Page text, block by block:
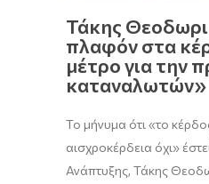
Τάκης
πλαφόν στα
μέτρο για την
καταναλωτών»
Το μήνυμα ότι «το
αισχροκέρδεια όχι»
Ανάπτυξης, Τάκης